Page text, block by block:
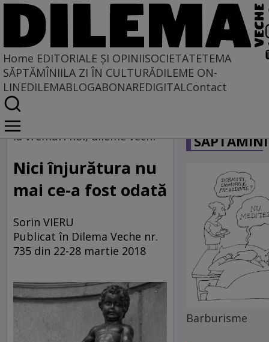
Home EDITORIALE ȘI OPINIISOCIETATETEMA
SĂPTĂMÎNIILA ZI ÎN CULTURĂDILEME ON-
LINEDILEMABLOGABONAREDIGITALContact
Home
EDITORIALE ȘI OPINII
la vremuri noi, dileme vechi
Nici înjurătura nu
mai ce-a fost odată
Sorin VIERU
Publicat în Dilema Veche nr.
735 din 22-28 martie 2018
Barburisme